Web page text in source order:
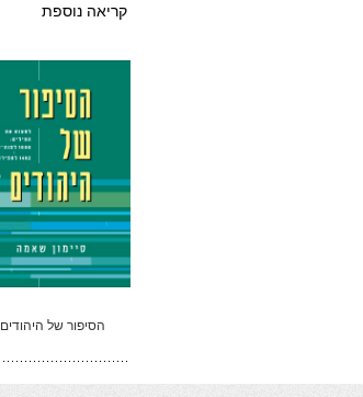
קריאה נוספת
הסיפור של היהודים